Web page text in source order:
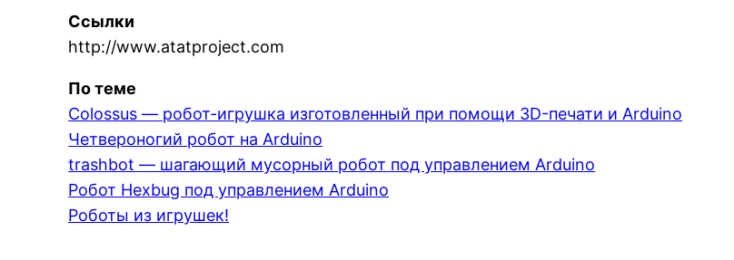
Ссылки
http://www.atatproject.com
По теме
Colossus — робот-игрушка изготовленный при помощи 3D-печати и Arduino
Четвероногий робот на Arduino
trashbot — шагающий мусорный робот под управлением Arduino
Робот Hexbug под управлением Arduino
Роботы из игрушек!